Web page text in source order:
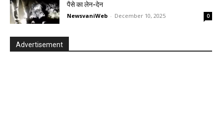
पैसे का लेन-देन
NewsvaniWeb - December 10, 2025 0
Advertisement